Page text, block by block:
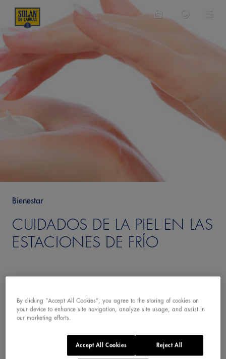
Bienestar
CUIDADOS DE LA PIEL EN LAS
ESTACIONES DE FRÍO
Durante los meses de verano estamos más
By clicking “Accept All Cookies”, you agree to the storing of cookies on
your device to enhance site navigation, analyze site usage, and assist in
our marketing efforts.
Reject All
Accept All Cookies